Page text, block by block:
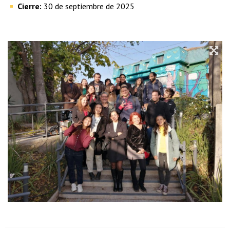
Cierre: 30 de septiembre de 2025